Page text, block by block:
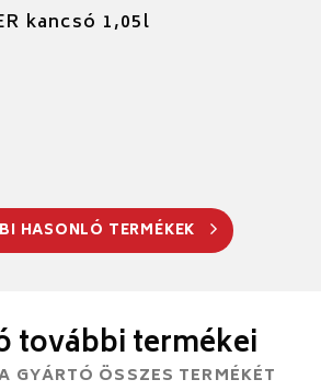
kancsó 1,05l
HASONLÓ TERMÉKEK
további termékei
GYÁRTÓ ÖSSZES TERMÉKÉT